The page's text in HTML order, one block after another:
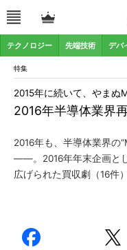
テクノロジー 先端技術 デバ
特集
2016年半導体業界
2015年に続いて、やまぬ
2016年も、半導体業界の
――。2016年年末企画と
広げられた買収劇（16件